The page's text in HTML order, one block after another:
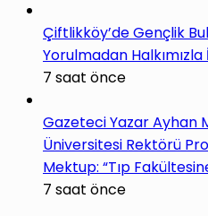
Çiftlikköy’de Gençlik
Yorulmadan Halkımızla
7 saat önce
Gazeteci Yazar Ayhan
Üniversitesi Rektörü
Mektup: “Tıp
7 saat önce